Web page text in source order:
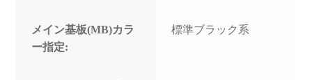
メイン基板(MB)カラ
ー指定:
標準ブラック系